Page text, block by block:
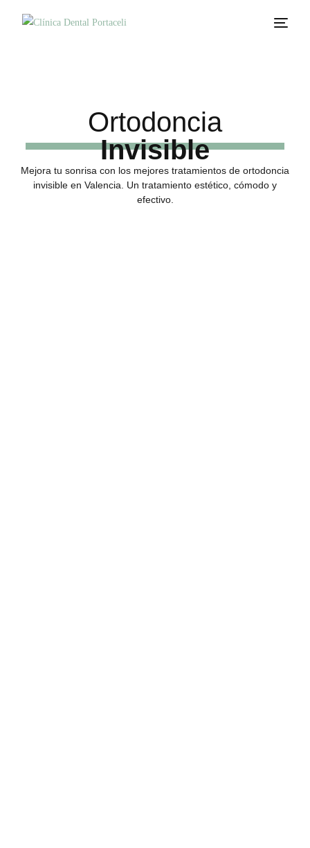
Ortodoncia
Invisible
Mejora tu sonrisa con los mejores tratamientos de ortodoncia
invisible en Valencia. Un tratamiento estético, cómodo y
efectivo.